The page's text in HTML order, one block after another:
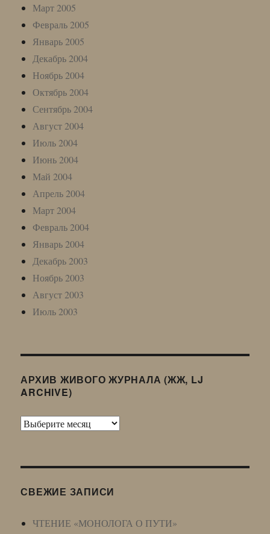
Март 2005
Февраль 2005
Январь 2005
Декабрь 2004
Ноябрь 2004
Октябрь 2004
Сентябрь 2004
Август 2004
Июль 2004
Июнь 2004
Май 2004
Апрель 2004
Март 2004
Февраль 2004
Январь 2004
Декабрь 2003
Ноябрь 2003
Август 2003
Июль 2003
АРХИВ ЖИВОГО ЖУРНАЛА (ЖЖ, LJ
ARCHIVE)
Архив
LJ
СВЕЖИЕ ЗАПИСИ
ЧТЕНИЕ «МОНОЛОГА О ПУТИ»